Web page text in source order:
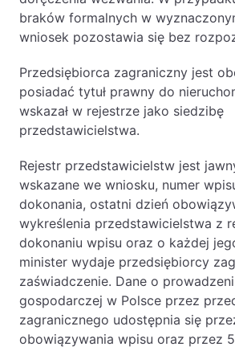
braków formalnych w
wniosek pozostawia się bez
Przedsiębiorca zagraniczny jest
posiadać tytuł prawny do
wskazał w rejestrze jako siedzibę
przedstawicielstwa.
Rejestr przedstawicielstw jest
wskazane we wniosku, numer
dokonania, ostatni dzień
wykreślenia przedstawicielstwa z
dokonaniu wpisu oraz o każdej
minister wydaje przedsiębiorcy
zaświadczenie. Dane o
gospodarczej w Polsce przez
zagranicznego udostępnia się
obowiązywania wpisu oraz przez